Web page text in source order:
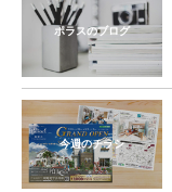
ポラスのブログ
今週のチラシ